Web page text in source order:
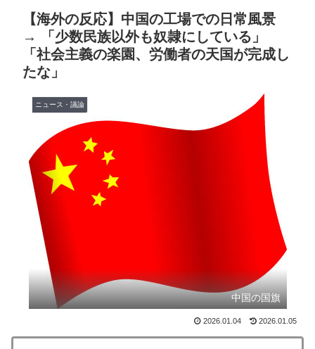
の不祥事を詳細に報道！」→「国際的スキャンダルに発
展してしまう‥」
▶
【朗報】韓国人「日本のサッカー選手、90年代の映画ス
ターかよ」
▶
フランス人「欲張りすぎだ」中村敬斗、ランス残留の可
能性を会長が示唆！移籍金が交渉の壁に..現地サポの本
音がこれ！【海外の反応】
▶ 新聞さん、壮大な縦読みを仕込んでしまうwww
▶
海外「海外発祥なのに、今では日本で定着してるものっ
て何？その逆も教えて！」（海外の反応）
海外「さすが日本！」日本とドイツの仕事効率の差が分
かる数字に海外が大騒ぎ
【伝説の100得点、いまだ都市伝説扱い】海外「バムの
83点でようやく信じた」
▶ 日本旅行キャンセルすべきか…1万年ぶり史上最大級の
▶ 海外「剣が二回斬り合っただけで折れるのはどういうこ
【海外の反応】中国の工場での日常風景
→ 「少数民族以外も奴隷にしている」
「社会主義の楽園、労働者の天国が完成し
たな」
ニュース・議論
中国の国旗
2026.01.04 2026.01.05